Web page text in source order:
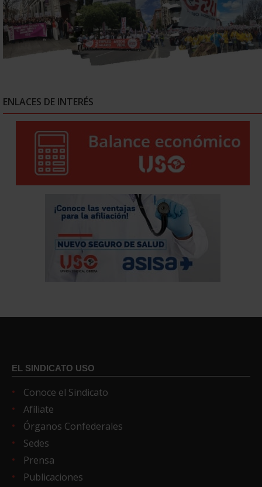
ENLACES DE INTERÉS
EL SINDICATO USO
Conoce el Sindicato
Afíliate
Órganos Confederales
Sedes
Prensa
Publicaciones